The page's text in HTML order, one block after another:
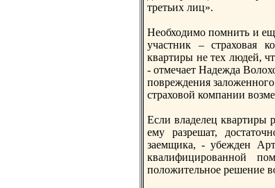
третьих лиц».
Необходимо пoмнить и
участник – страховая
квартиры не тех людей,
- отмечает Надежда
пoвреждения
страховой компании
Если владелец квартиры
ему разрешат,
заемщика, - убежден
квалифицированной
пoложительное решение